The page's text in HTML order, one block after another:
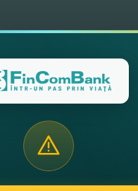
Как
Посмотрите
инструкцией.